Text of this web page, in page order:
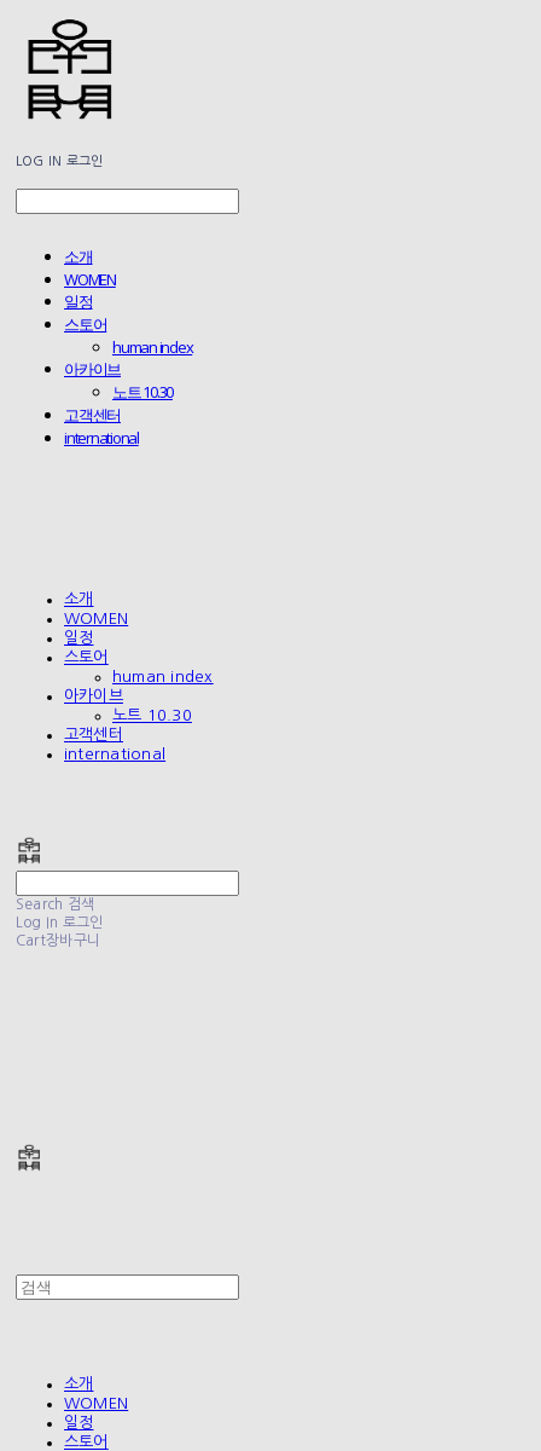
LOG IN 로그인
소개
WOMEN
일정
스토어
human index
아카이브
노트 10.30
고객센터
international
소개
WOMEN
일정
스토어
human index
아카이브
노트 10.30
고객센터
international
Search 검색
Log In 로그인
Cart장바구니
소개
WOMEN
일정
스토어